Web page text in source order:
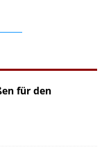
für den